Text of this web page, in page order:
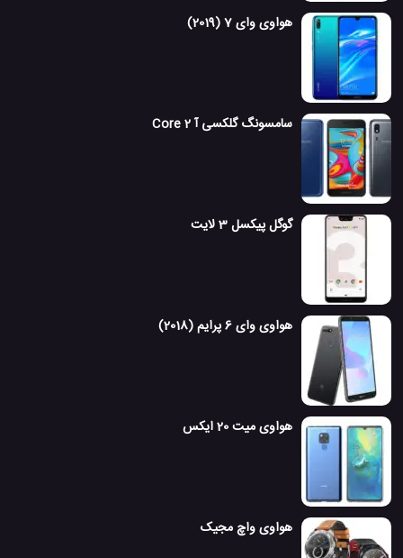
هواوی وای 7 (2019)
سامسونگ گلکسی آ 2 Core
گوگل پیکسل 3 لایت
هواوی وای 6 پرایم (2018)
هواوی میت 20 ایکس
هواوی واچ مجیک